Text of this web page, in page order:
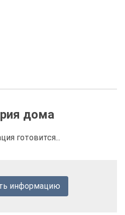
дома
готовится...
информацию